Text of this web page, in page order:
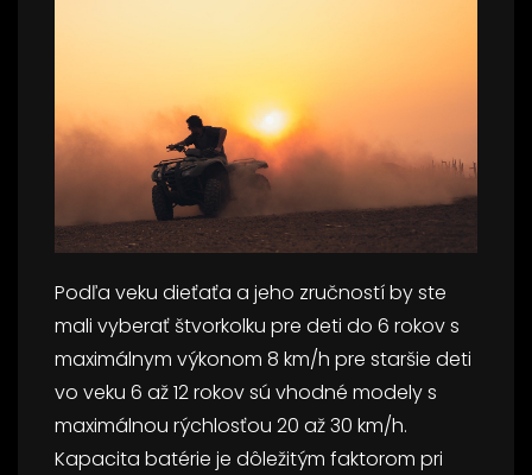
Podľa veku dieťaťa a jeho zručností by ste
mali vyberať štvorkolku pre deti do 6 rokov s
maximálnym výkonom 8 km/h pre staršie deti
vo veku 6 až 12 rokov sú vhodné modely s
maximálnou rýchlosťou 20 až 30 km/h.
Kapacita batérie je dôležitým faktorom pri